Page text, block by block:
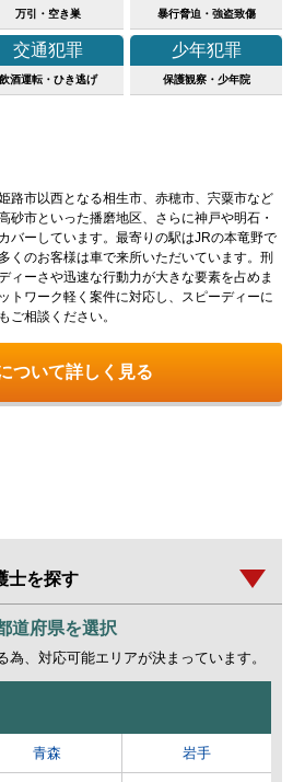
万引・空き巣 暴行脅迫・強盗致傷
交通犯罪
飲酒運転・ひき逃げ
少年犯罪
保護観察・少年院
路市以西となる相生市、赤穂市、宍粟市など
砂市といった播磨地区、さらに神戸や明石・
バーしています。最寄りの駅はJRの本竜野で
くのお客様は車で来所いただいています。刑
ィーさや迅速な行動力が大きな要素を占めま
トワーク軽く案件に対応し、スピーディーに
ご相談ください。
ついて詳しく見る
士を探す
道府県を選択
、対応可能エリアが決まっています。
青森 岩手